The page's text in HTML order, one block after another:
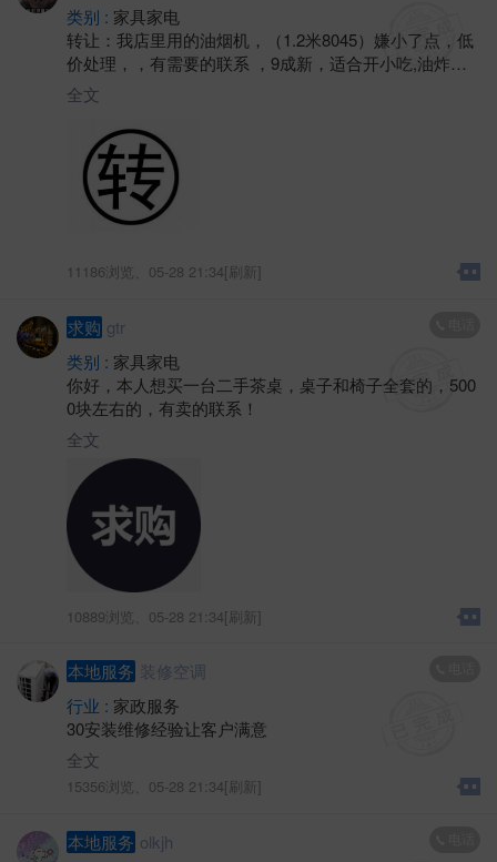
类别 : 家具家电
转让：我店里用的油烟机，（1.2米8045）嫌小了点，低
价处理，，有需要的联系 ，9成新，适合开小吃,油炸之
内的店里用用，，电话
全文
11186浏览、 05-28 21:34[刷新]
求购 gtr
类别 : 家具家电
你好，本人想买一台二手茶桌，桌子和椅子全套的，500
0块左右的，有卖的联系！
全文
10889浏览、 05-28 21:34[刷新]
本地服务 装修空调
行业 : 家政服务
30安装维修经验让客户满意
全文
15356浏览、 05-28 21:34[刷新]
本地服务 olkjh